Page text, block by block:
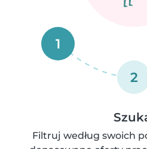
1
2
Filtruj według swoich